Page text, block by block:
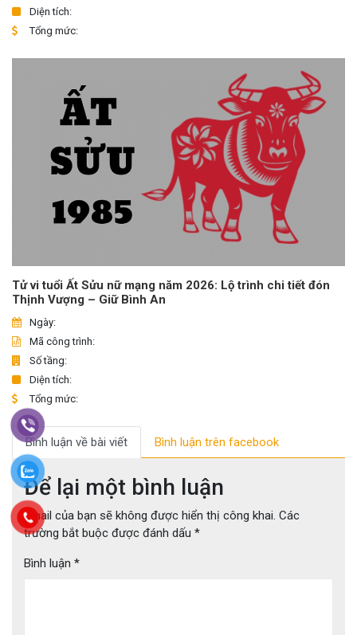
Diện tích:
Tổng mức:
Tử vi tuổi Ất Sửu nữ mạng năm 2026: Lộ trình chi tiết đón
Thịnh Vượng – Giữ Bình An
Ngày:
Mã công trình:
Số tầng:
Diện tích:
Tổng mức:
Bình luận về bài viết Bình luận trên facebook
Để lại một bình luận
Email của bạn sẽ không được hiển thị công khai. Các
trường bắt buộc được đánh dấu *
Bình luận *